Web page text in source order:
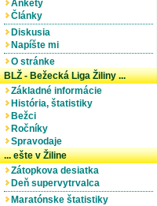
Ankety
Články
Diskusia
Napíšte mi
O stránke
BLŽ - Bežecká Liga Žiliny ...
Základné informácie
História, štatistiky
Bežci
Ročníky
Spravodaje
... ešte v Žiline
Zátopkova desiatka
Deň supervytrvalca
Maratónske štatistiky